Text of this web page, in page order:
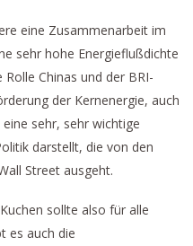
eine Zusammenarbeit im
sehr hohe Energieflußdichte
Chinas und der BRI-
der Kernenergie, auch
sehr, sehr wichtige
darstellt, die von den
Street ausgeht.
sollte also für alle
es auch die